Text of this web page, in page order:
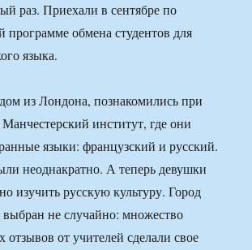
раз. Приехали в сентябре по
программе обмена студентов для
языка.
из Лондона, познакомились при
институт, где они
языки: французский и русский.
неоднакратно. А теперь девушки
изучить русскую культуру. Город
не случайно: множество
от учителей сделали свое